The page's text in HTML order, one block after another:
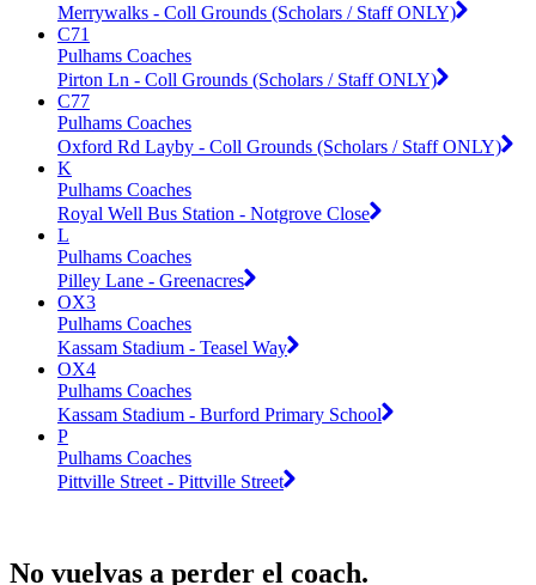
Merrywalks - Coll Grounds (Scholars / Staff ONLY)
C71
Pulhams Coaches
Pirton Ln - Coll Grounds (Scholars / Staff ONLY)
C77
Pulhams Coaches
Oxford Rd Layby - Coll Grounds (Scholars / Staff ONLY)
K
Pulhams Coaches
Royal Well Bus Station - Notgrove Close
L
Pulhams Coaches
Pilley Lane - Greenacres
OX3
Pulhams Coaches
Kassam Stadium - Teasel Way
OX4
Pulhams Coaches
Kassam Stadium - Burford Primary School
P
Pulhams Coaches
Pittville Street - Pittville Street
No vuelvas a perder el coach.